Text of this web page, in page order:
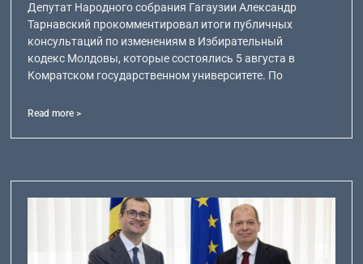
Депутат Народного собрания Гагаузии Александр
Тарнавский прокомментировал итоги публичных
консультаций по изменениям в Избирательный
кодекс Молдовы, которые состоялись 5 августа в
Комратском государственном университете. По
Read more >